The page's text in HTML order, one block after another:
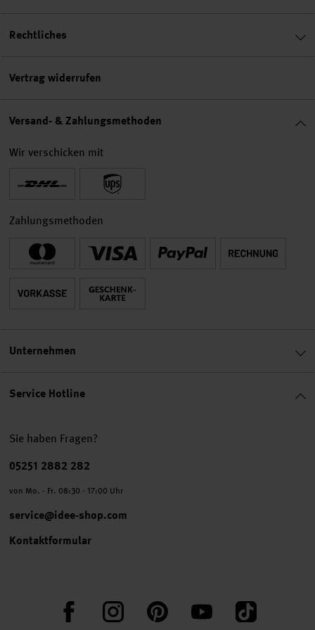
Service Hotline
Sie haben Fragen?
Telefonnummer
05251 2882 282
von Mo. - Fr. 08:30 - 17:00 Uhr
service@idee-shop.com
Kontaktformular
FacebookInstagram PinterestYouTube TikTok
Rechtliches
Vertrag widerrufen
Versand- & Zahlungsmethoden
Wir verschicken mit
Zahlungsmethoden
Unternehmen